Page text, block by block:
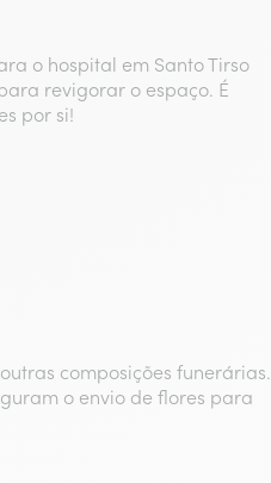
o hospital em Santo Tirso
revigorar o espaço. É
por si!
composições funerárias.
o envio de flores para